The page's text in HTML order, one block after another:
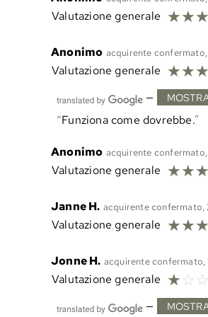
Valutazione generale ☆☆☆
Anonimo acquirente
Valutazione generale ☆☆☆
—
Funziona come dovrebbe.
Anonimo acquirente
Valutazione generale ☆☆☆
Janne H. acquirente confermato,
Valutazione generale ☆☆☆
Jonne H. acquirente confermato,
Valutazione generale ☆☆ ☆
—